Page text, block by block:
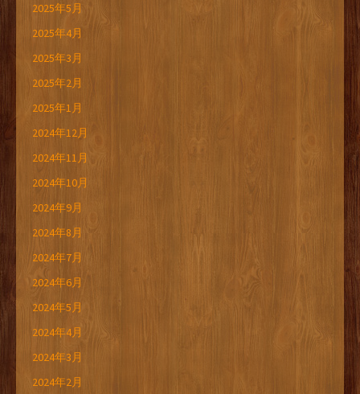
2025年5月
2025年4月
2025年3月
2025年2月
2025年1月
2024年12月
2024年11月
2024年10月
2024年9月
2024年8月
2024年7月
2024年6月
2024年5月
2024年4月
2024年3月
2024年2月